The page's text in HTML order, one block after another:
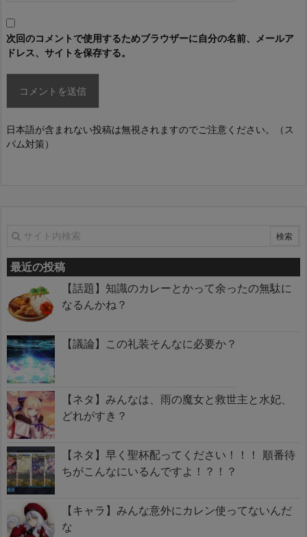
次回のコメントで使用するためブラウザーに自分の名前、メールア
ドレス、サイトを保存する。
日本語が含まれない投稿は無視されますのでご注意ください。（ス
パム対策）
最近の投稿
【話題】知識のカレーとかって余ったの無駄に
なるんかね？
【議論】この礼装そんなに必要か？
【ネタ】みんなは、雨の魔女と救世主と水妃、
どれがすき？
【ネタ】早く聖杯配ってください！！！ 順番待
ちがこんなにいるんですよ！？！？
【キャラ】みんな意外にカレン使ってないんだ
な